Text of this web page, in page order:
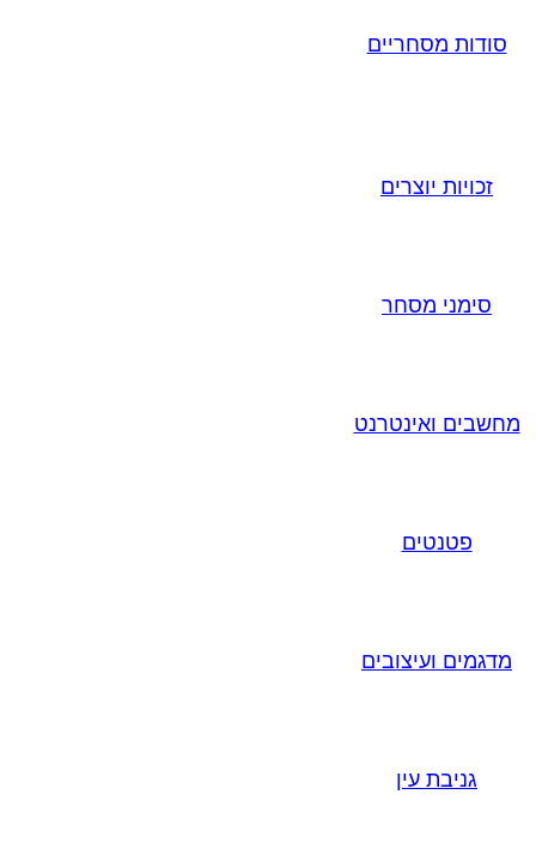
סודות מסחריים
זכויות יוצרים
סימני מסחר
מחשבים ואינטרנט
פטנטים
מדגמים ועיצובים
גניבת עין